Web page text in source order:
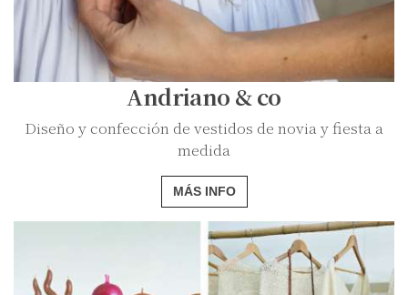
Andriano & co
Diseño y confección de vestidos de novia y fiesta a
medida
MÁS INFO